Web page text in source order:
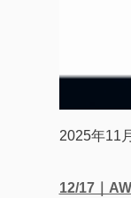
2025年11
12/17｜